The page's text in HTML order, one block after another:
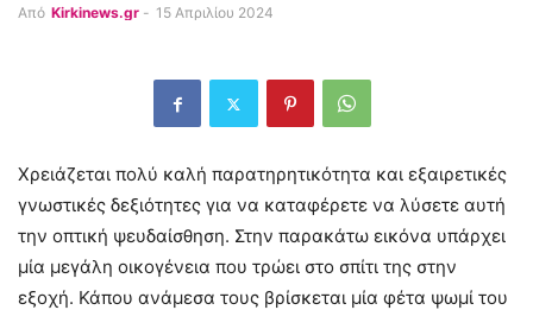
Από Kirkinews.gr - 15 Απριλίου 2024
Χρειάζεται πολύ καλή παρατηρητικότητα και εξαιρετικές
γνωστικές δεξιότητες για να καταφέρετε να λύσετε αυτή
την οπτική ψευδαίσθηση. Στην παρακάτω εικόνα υπάρχει
μία μεγάλη οικογένεια που τρώει στο σπίτι της στην
εξοχή. Κάπου ανάμεσα τους βρίσκεται μία φέτα ψωμί του